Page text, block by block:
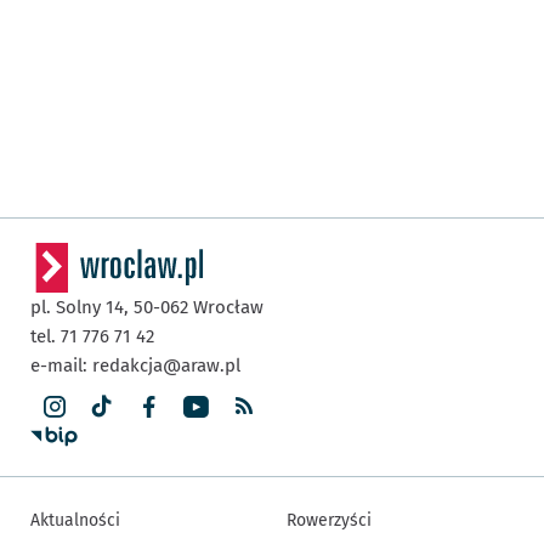
pl. Solny 14, 50-062 Wrocław
tel. 71 776 71 42
e-mail: redakcja@araw.pl
Aktualności Rowerzyści